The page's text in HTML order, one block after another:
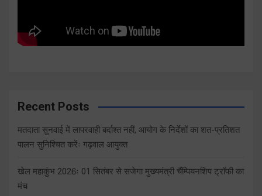
Recent Posts
मतदाता सुनवाई में लापरवाही बर्दाश्त नहीं, आयोग के निर्देशों का शत-प्रतिशत
पालन सुनिश्चित करेंः गढ़वाल आयुक्त
खेल महाकुंभ 2026ः 01 सितंबर से सजेगा मुख्यमंत्री चैंम्पियनशिप ट्रॉफी का
मंच